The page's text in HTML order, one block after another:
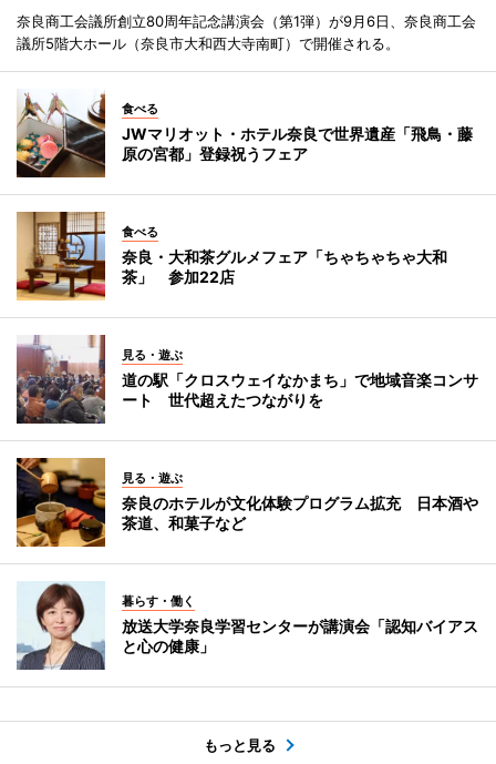
奈良商工会議所創立80周年記念講演会（第1弾）が9月6日、奈良商工会
議所5階大ホール（奈良市大和西大寺南町）で開催される。
食べる
JWマリオット・ホテル奈良で世界遺産「飛鳥・藤
原の宮都」登録祝うフェア
食べる
奈良・大和茶グルメフェア「ちゃちゃちゃ大和
茶」 参加22店
見る・遊ぶ
道の駅「クロスウェイなかまち」で地域音楽コンサ
ート 世代超えたつながりを
見る・遊ぶ
奈良のホテルが文化体験プログラム拡充 日本酒や
茶道、和菓子など
暮らす・働く
放送大学奈良学習センターが講演会「認知バイアス
と心の健康」
もっと見る